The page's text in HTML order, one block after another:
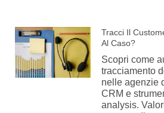
Tracci Il
Al Caso?
Scopri come
tracciamento
nelle agenzie
CRM e
analysis.